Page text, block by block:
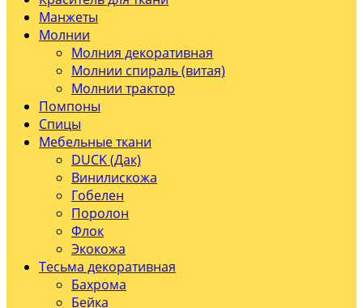
Манжеты
Молнии
Молния декоративная
Молнии спираль (витая)
Молнии трактор
Помпоны
Спицы
Мебельные ткани
DUCK (Дак)
Винилискожа
Гобелен
Поролон
Флок
Экокожа
Тесьма декоративная
Бахрома
Бейка